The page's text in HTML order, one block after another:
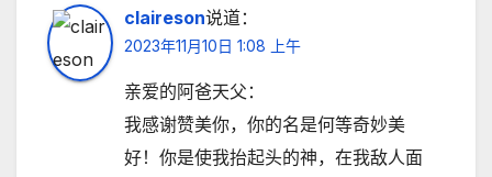
claireson说道：
2023年11月10日 1:08 上午
亲爱的阿爸天父：
我感谢赞美你，你的名是何等奇妙美
好！你是使我抬起头的神，在我敌人面